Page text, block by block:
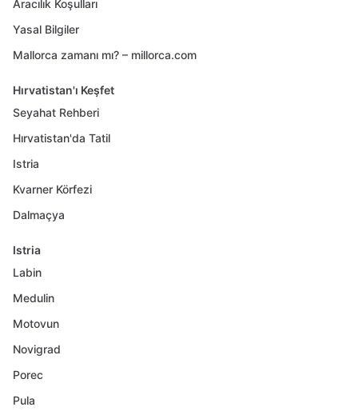
Aracılık Koşulları
Yasal Bilgiler
Mallorca zamanı mı? – millorca.com
Hırvatistan'ı Keşfet
Seyahat Rehberi
Hırvatistan'da Tatil
Istria
Kvarner Körfezi
Dalmaçya
Istria
Labin
Medulin
Motovun
Novigrad
Porec
Pula